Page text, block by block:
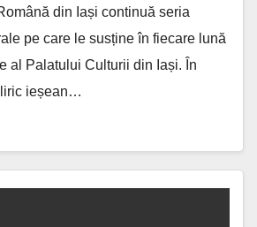
din Iași continuă seria
pe care le susține în fiecare lună
al Palatului Culturii din Iași. În
liric ieșean…